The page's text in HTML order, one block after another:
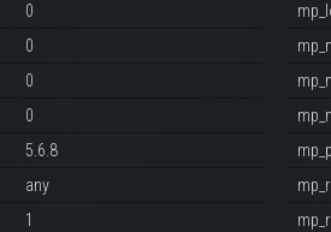
0
0
0
0
5.6.8
any
1